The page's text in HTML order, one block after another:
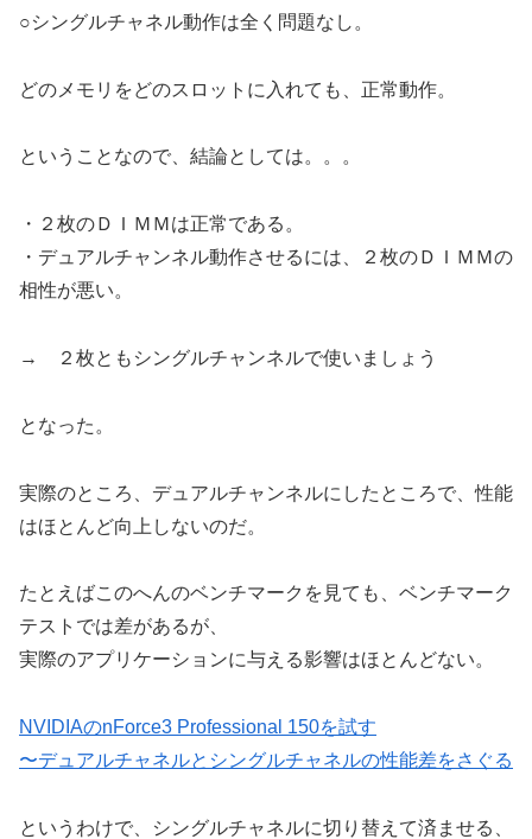
○シングルチャネル動作は全く問題なし。
どのメモリをどのスロットに入れても、正常動作。
ということなので、結論としては。。。
・２枚のＤＩＭＭは正常である。
・デュアルチャンネル動作させるには、２枚のＤＩＭＭの
相性が悪い。
→ ２枚ともシングルチャンネルで使いましょう
となった。
実際のところ、デュアルチャンネルにしたところで、性能
はほとんど向上しないのだ。
たとえばこのへんのベンチマークを見ても、ベンチマーク
テストでは差があるが、
実際のアプリケーションに与える影響はほとんどない。
NVIDIAのnForce3 Professional 150を試す
〜デュアルチャネルとシングルチャネルの性能差をさぐる
というわけで、シングルチャネルに切り替えて済ませる、